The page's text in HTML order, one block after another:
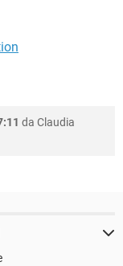
da Claudia